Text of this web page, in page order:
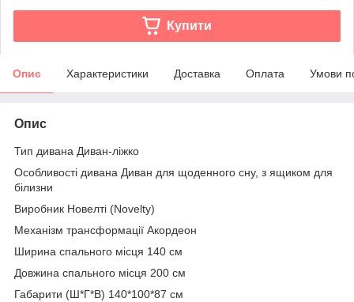
Купити
Опис Характеристики Доставка Оплата Умови
Опис
Тип дивана Диван-ліжко
Особливості дивана Диван для щоденного сну, з ящиком для
білизни
Виробник Новелті (Novelty)
Механізм трансформації Акордеон
Ширина спального місця 140 см
Довжина спального місця 200 см
Габарити (Ш*Г*В) 140*100*87 см